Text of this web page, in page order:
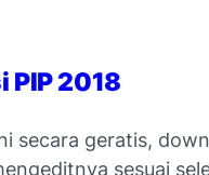
PIP 2018
secara geratis,
sesuai